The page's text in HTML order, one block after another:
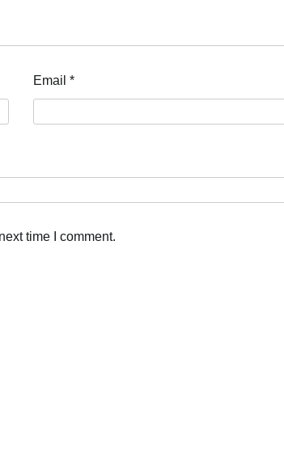
Email *
time I comment.